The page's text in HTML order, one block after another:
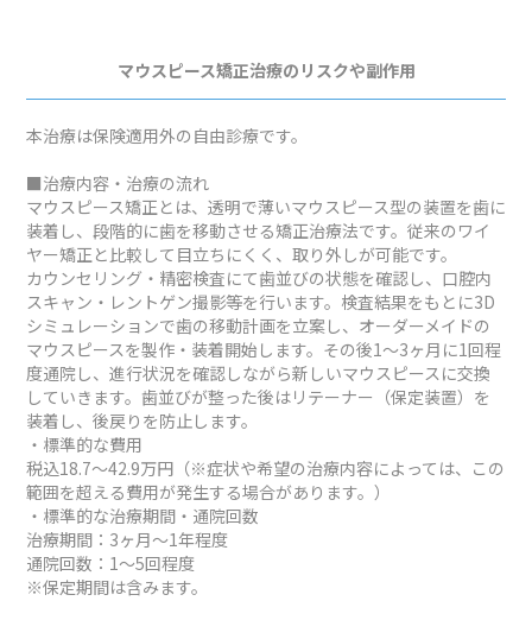
マウスピース矯正治療のリスクや副作用
本治療は保険適用外の自由診療です。
■治療内容・治療の流れ
マウスピース矯正とは、透明で薄いマウスピース型の装置を歯に
装着し、段階的に歯を移動させる矯正治療法です。従来のワイ
ヤー矯正と比較して目立ちにくく、取り外しが可能です。
カウンセリング・精密検査にて歯並びの状態を確認し、口腔内
スキャン・レントゲン撮影等を行います。検査結果をもとに3D
シミュレーションで歯の移動計画を立案し、オーダーメイドの
マウスピースを製作・装着開始します。その後1～3ヶ月に1回程
度通院し、進行状況を確認しながら新しいマウスピースに交換
していきます。歯並びが整った後はリテーナー（保定装置）を
装着し、後戻りを防止します。
・標準的な費用
税込18.7～42.9万円（※症状や希望の治療内容によっては、この
範囲を超える費用が発生する場合があります。）
・標準的な治療期間・通院回数
治療期間：3ヶ月～1年程度
通院回数：1～5回程度
※保定期間は含みます。